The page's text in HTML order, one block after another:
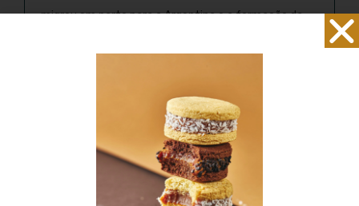
migrou em parte para a Argentina e a formação da
que deseja para rechear a
Alfajor Tradicional– Biscoitos tradicionais a base
de maisena, recheados com o tradicional doce de